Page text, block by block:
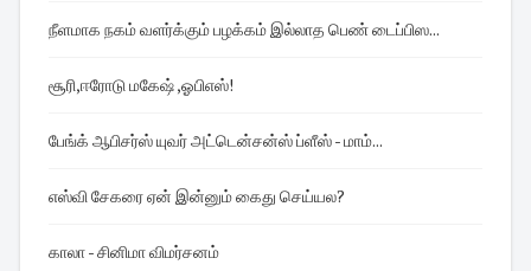
நீளமாக நகம் வளர்க்கும் பழக்கம் இல்லாத பெண் டைப்பிஸ...
சூரி,ஈரோடு மகேஷ் ,ஓபிஎஸ்!
பேங்க் ஆபிசர்ஸ் யுவர் அட்டென்சன்ஸ் ப்ளீஸ் - மாம்...
எஸ்வி சேகரை ஏன் இன்னும் கைது செய்யல?
காலா - சினிமா விமர்சனம்